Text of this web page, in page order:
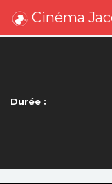
Cinéma
Durée :